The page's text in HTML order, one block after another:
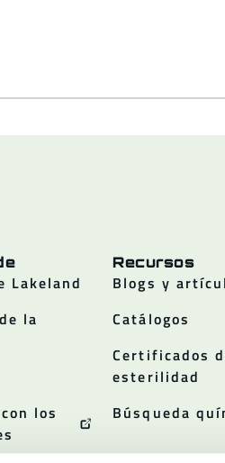
Lakeland
la
los
Recursos
Blogs y
Catálogos
Certificados
esterilidad
Búsqueda